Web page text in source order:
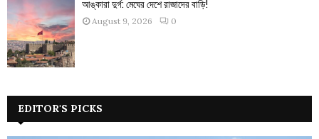
আঙ্কারা দুর্গ: মেঘের দেশে রাজাদের বাড়ি!
August 9, 2026 0
EDITOR'S PICKS